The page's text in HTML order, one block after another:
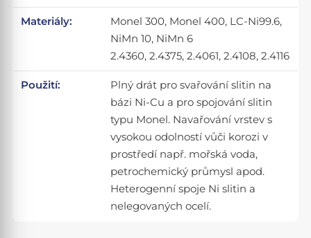
Materiály:
Monel 300, Monel 400, LC-Ni99.6,
NiMn 10, NiMn 6
2.4360, 2.4375, 2.4061, 2.4108, 2.4116
Použití:
Plný drát pro svařování slitin na
bázi Ni-Cu a pro spojování slitin
typu Monel. Navařování vrstev s
vysokou odolností vůči korozi v
prostředí např. mořská voda,
petrochemický průmysl apod.
Heterogenní spoje Ni slitin a
nelegovaných ocelí.